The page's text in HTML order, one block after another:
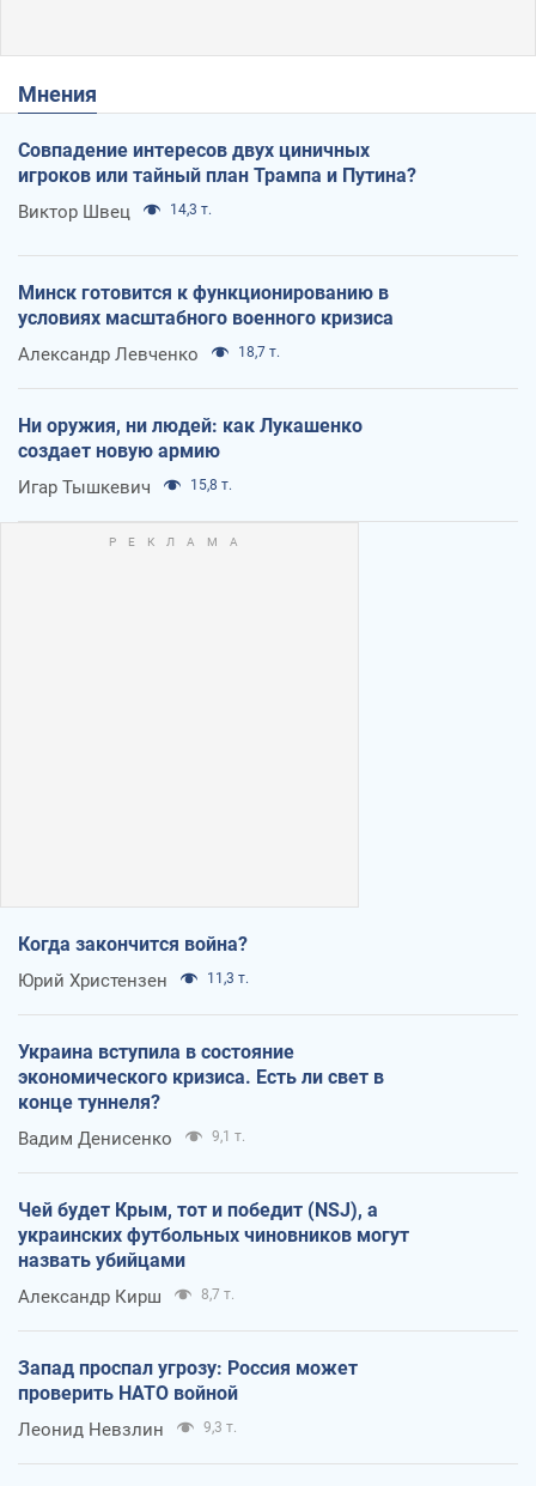
Мнения
Совпадение интересов двух циничных
игроков или тайный план Трампа и Путина?
Виктор Швец 14,3 т.
Минск готовится к функционированию в
условиях масштабного военного кризиса
Александр Левченко 18,7 т.
Ни оружия, ни людей: как Лукашенко
создает новую армию
Игар Тышкевич 15,8 т.
Когда закончится война?
Юрий Христензен 11,3 т.
Украина вступила в состояние
экономического кризиса. Есть ли свет в
конце туннеля?
Вадим Денисенко 9,1 т.
Чей будет Крым, тот и победит (NSJ), а
украинских футбольных чиновников могут
назвать убийцами
Александр Кирш 8,7 т.
Запад проспал угрозу: Россия может
проверить НАТО войной
Леонид Невзлин 9,3 т.